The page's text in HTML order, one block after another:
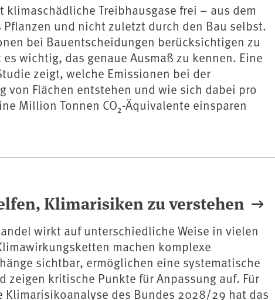
klimaschädliche Treibhausgase frei – aus dem
Pflanzen und nicht zuletzt durch den Bau selbst.
bei Bauentscheidungen berücksichtigen zu
wichtig, das genaue Ausmaß zu kennen. Eine
zeigt, welche Emissionen bei der
von Flächen entstehen und wie sich dabei pro
Million Tonnen CO₂-Äquivalente einsparen
Klimarisiken zu verstehen
wirkt auf unterschiedliche Weise in vielen
machen komplexe
sichtbar, ermöglichen eine systematische
zeigen kritische Punkte für Anpassung auf. Für
Klimarisikoanalyse des Bundes 2028/29 hat das